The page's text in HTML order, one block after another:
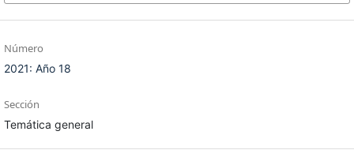
Número
2021: Año 18
Sección
Temática general